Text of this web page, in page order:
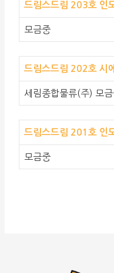
드림스드림 203호 인
모금중
드림스드림 202호 시
세림종합물류(주) 모
드림스드림 201호 인
모금중